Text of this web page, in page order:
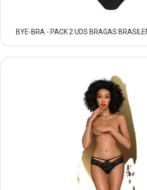
BYE-BRA - PACK 2 UDS BRAGAS